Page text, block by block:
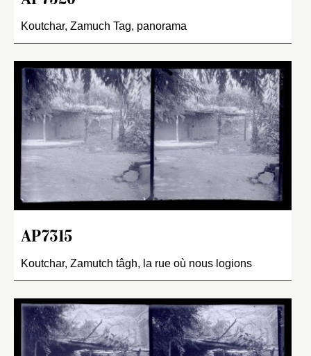
Koutchar, Zamuch Tag, panorama
AP7315
Koutchar, Zamutch tâgh, la rue où nous logions